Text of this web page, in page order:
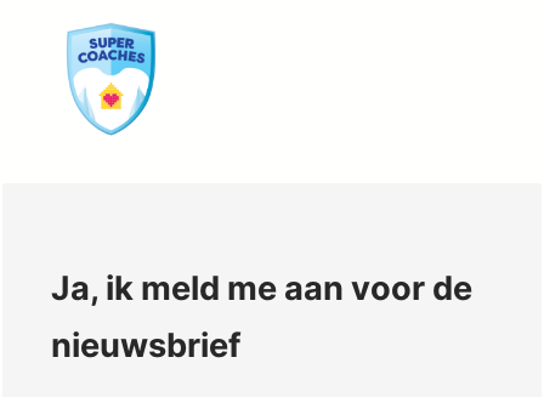
Ja, ik meld me aan voor de
nieuwsbrief